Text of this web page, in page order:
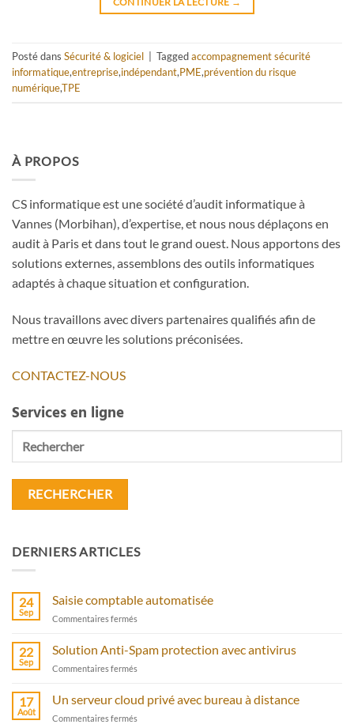
Posté dans Sécurité & logiciel Taggedaccompagnement sécurité
informatique,entreprise,indépendant,PME,prévention du risque
numérique,TPE
À PROPOS
CS informatique est une société d’audit informatique à
Vannes (Morbihan), d’expertise, et nous nous déplaçons en
audit à Paris et dans tout le grand ouest. Nous apportons des
solutions externes, assemblons des outils informatiques
adaptés à chaque situation et configuration.
Nous travaillons avec divers partenaires qualifiés afin de
mettre en œuvre les solutions préconisées.
CONTACTEZ-NOUS
Services en ligne
Rechercher
DERNIERS ARTICLES
24
Sep
Saisie comptable automatisée
Commentaires fermés
automatisée
22
Sep
Solution Anti-Spam protection avec antivirus
Commentaires fermés
Anti-
Spam
protection
17
Août
Un serveur cloud privé avec bureau à distance
Commentaires fermés